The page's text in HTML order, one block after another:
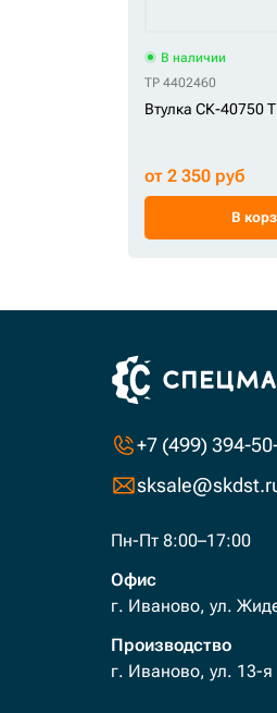
В наличии
TP 4402460
Втулка СК-40750
от 2 350 руб
В
+7 (499) 394-
Пн-Пт 8:00–17:00
Офис
г. Иваново, ул.
Производство
г. Иваново, ул. 13-